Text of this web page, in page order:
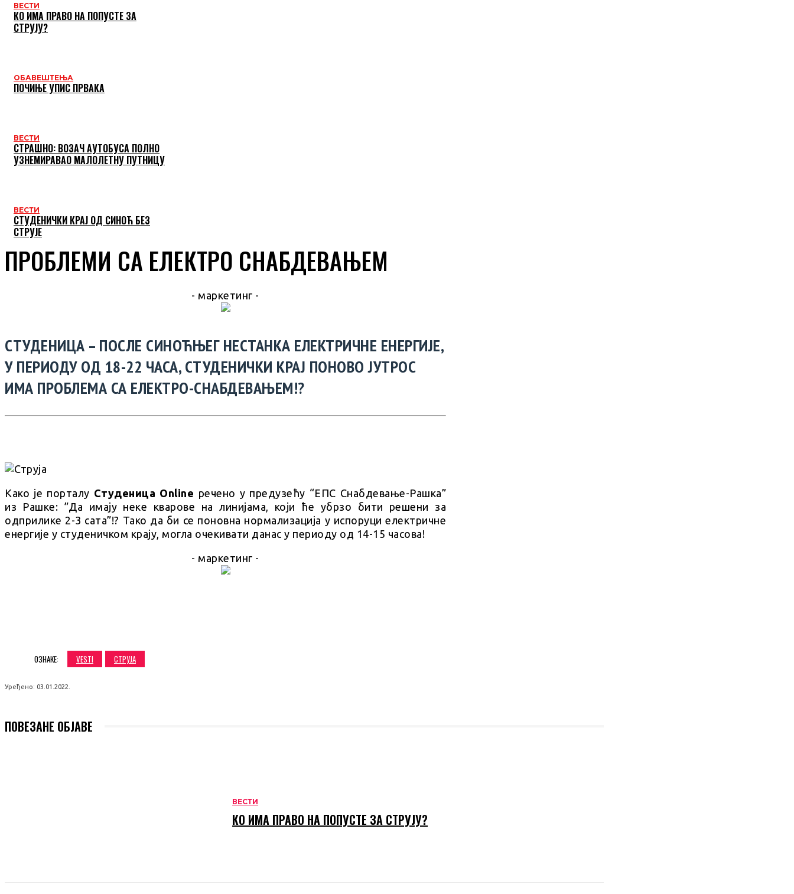
ВЕСТИ
КО ИМА ПРАВО НА ПОПУСТЕ ЗА
СТРУЈУ?
ОБАВЕШТЕЊА
ПОЧИЊЕ УПИС ПРВАКА
ВЕСТИ
СТРАШНО: ВОЗАЧ АУТОБУСА ПОЛНО
УЗНЕМИРАВАО МАЛОЛЕТНУ ПУТНИЦУ
ВЕСТИ
СТУДЕНИЧКИ КРАЈ ОД СИНОЋ БЕЗ
СТРУЈЕ
ПРОБЛЕМИ СА ЕЛЕКТРО СНАБДЕВАЊЕМ
- маркетинг -
СТУДЕНИЦА – ПОСЛЕ СИНОЋЊЕГ НЕСТАНКА ЕЛЕКТРИЧНЕ ЕНЕРГИЈЕ,
У ПЕРИОДУ ОД 18-22 ЧАСА, СТУДЕНИЧКИ КРАЈ ПОНОВО ЈУТРОС
ИМА ПРОБЛЕМА СА ЕЛЕКТРО-СНАБДЕВАЊЕМ!?
Како је порталу Студеница Оnline речено у предузећу “ЕПС Снабдевање-Рашка”
из Рашке: ”Да имају неке кварове на линијама, који ће убрзо бити решени за
одприлике 2-3 сата”!? Тако да би се поновна нормализација у испоруци електричне
енергије у студеничком крају, могла очекивати данас у периоду од 14-15 часова!
- маркетинг -
ОЗНАКЕ: VESTI СТРУЈА
Уређено: 03.01.2022.
ПОВЕЗАНЕ ОБЈАВЕ
ВЕСТИ
КО ИМА ПРАВО НА ПОПУСТЕ ЗА СТРУЈУ?